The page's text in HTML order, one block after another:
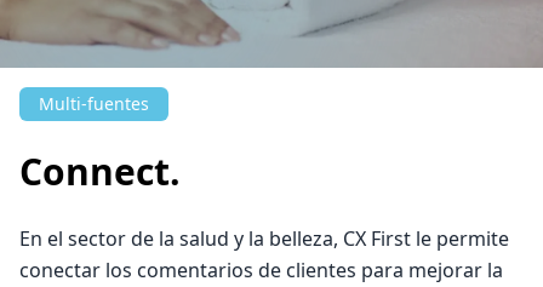
Multi-fuentes
Connect.
En el sector de la salud y la belleza, CX First le permite
conectar los comentarios de clientes para mejorar la